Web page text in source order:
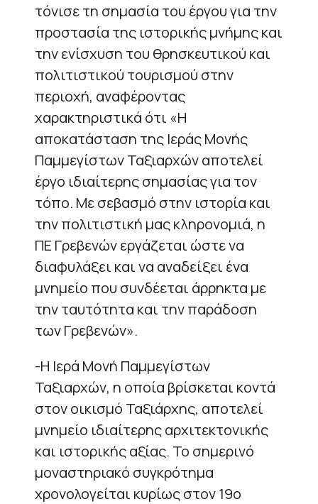
τόνισε τη σημασία του έργου για την
προστασία της ιστορικής μνήμης και
την ενίσχυση του θρησκευτικού και
πολιτιστικού τουρισμού στην
περιοχή, αναφέροντας
χαρακτηριστικά ότι «Η
αποκατάσταση της Ιεράς Μονής
Παμμεγίστων Ταξιαρχών αποτελεί
έργο ιδιαίτερης σημασίας για τον
τόπο. Με σεβασμό στην ιστορία και
την πολιτιστική μας κληρονομιά, η
ΠΕ Γρεβενών εργάζεται ώστε να
διαφυλάξει και να αναδείξει ένα
μνημείο που συνδέεται άρρηκτα με
την ταυτότητα και την παράδοση
των Γρεβενών».
-Η Ιερά Μονή Παμμεγίστων
Ταξιαρχών, η οποία βρίσκεται κοντά
στον οικισμό Ταξιάρχης, αποτελεί
μνημείο ιδιαίτερης αρχιτεκτονικής
και ιστορικής αξίας. Το σημερινό
μοναστηριακό συγκρότημα
χρονολογείται κυρίως στον 19ο